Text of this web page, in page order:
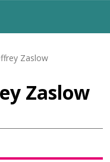
Zaslow
Zaslow